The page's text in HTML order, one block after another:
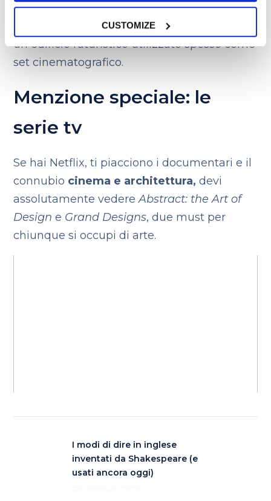
CUSTOMIZE
esistente situata oltre il Golden Gate Bridge
e distante circa 15 miglia da San Francisco:
un edificio futuristico utilizzato spesso come
set cinematografico.
Menzione speciale: le
serie tv
Se hai Netflix, ti piacciono i documentari e il
connubio cinema e architettura, devi
assolutamente vedereAbstract: the Art of
Design e Grand Designs, due must per
chiunque si occupi di arte.
I modi di dire in inglese
inventati da Shakespeare (e
usati ancora oggi)